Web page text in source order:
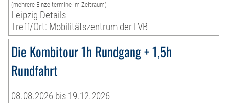
(mehrere Einzeltermine im Zeitraum)
Leipzig Details
Treff/Ort: Mobilitätszentrum der LVB
Die Kombitour 1h Rundgang + 1,5h
Rundfahrt
08.08.2026 bis 19.12.2026